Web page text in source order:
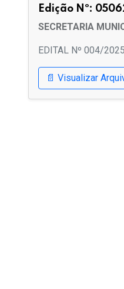
Edição Nº:
SECRETARIA
EDITAL Nº 004/2025
📄 Visualizar